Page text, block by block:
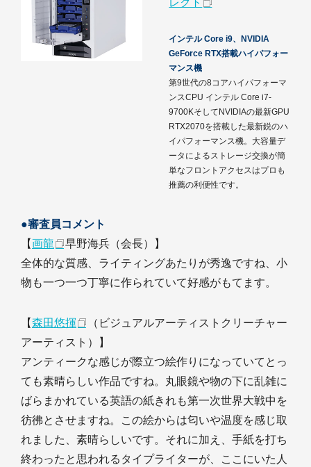
レクト
インテル Core i9、NVIDIA
GeForce RTX搭載ハイパフォー
マンス機
第9世代の8コアハイパフォーマ
ンスCPU インテル Core i7-
9700KそしてNVIDIAの最新GPU
RTX2070を搭載した最新鋭のハ
イパフォーマンス機。大容量デ
ータによるストレージ交換が簡
単なフロントアクセスはプロも
推薦の利便性です。
●審査員コメント
【 画龍
早野海兵（会長）】
全体的な質感、ライティングあたりが秀逸ですね、小
物も一つ一つ丁寧に作られていて好感がもてます。
【森田悠揮
（ビジュアルアーティストクリーチャー
アーティスト）】
アンティークな感じが際立つ絵作りになっていてとっ
ても素晴らしい作品ですね。丸眼鏡や物の下に乱雑に
ばらまかれている英語の紙きれも第一次世界大戦中を
彷彿とさせますね。この絵からは匂いや温度を感じ取
れました、素晴らしいです。それに加え、手紙を打ち
終わったと思われるタイプライターが、ここにいた人